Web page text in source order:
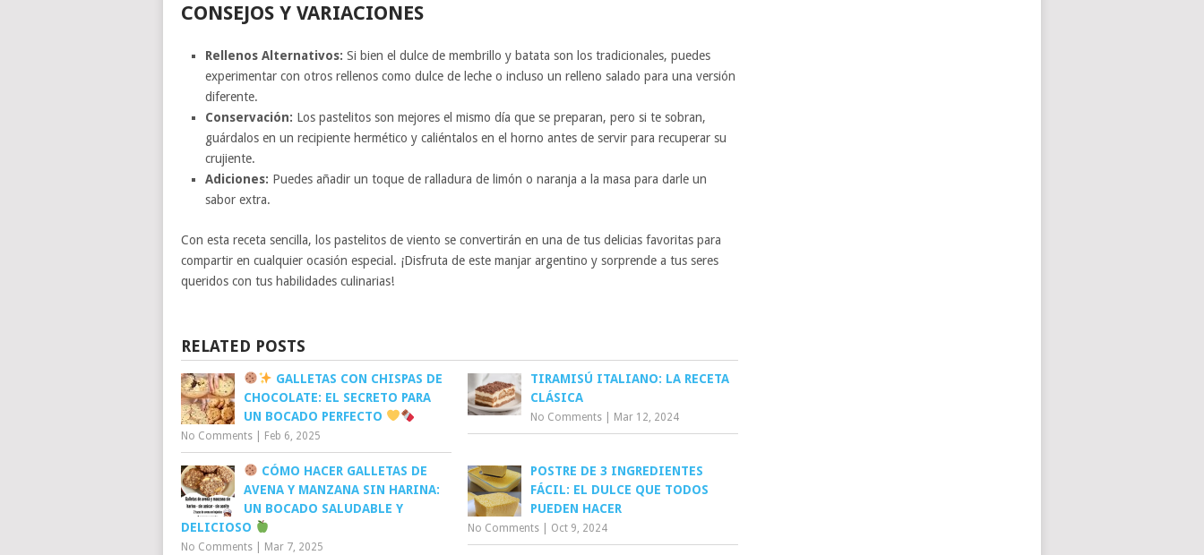
CONSEJOS Y VARIACIONES
Rellenos Alternativos: Si bien el dulce de membrillo y batata son los tradicionales, puedes
experimentar con otros rellenos como dulce de leche o incluso un relleno salado para una versión
diferente.
Conservación: Los pastelitos son mejores el mismo día que se preparan, pero si te sobran,
guárdalos en un recipiente hermético y caliéntalos en el horno antes de servir para recuperar su
crujiente.
Adiciones: Puedes añadir un toque de ralladura de limón o naranja a la masa para darle un
sabor extra.
Con esta receta sencilla, los pastelitos de viento se convertirán en una de tus delicias favoritas para
compartir en cualquier ocasión especial. ¡Disfruta de este manjar argentino y sorprende a tus seres
queridos con tus habilidades culinarias!
RELATED POSTS
GALLETAS CON CHISPAS DE
CHOCOLATE: EL SECRETO PARA
UN BOCADO PERFECTO
No Comments Feb 6, 2025
TIRAMISÚ ITALIANO: LA RECETA
CLÁSICA
No Comments Mar 12, 2024
CÓMO HACER GALLETAS DE
AVENA Y MANZANA SIN HARINA:
UN BOCADO SALUDABLE Y
DELICIOSO
No Comments Mar 7, 2025
POSTRE DE 3 INGREDIENTES
FÁCIL: EL DULCE QUE TODOS
PUEDEN HACER
No Comments Oct 9, 2024